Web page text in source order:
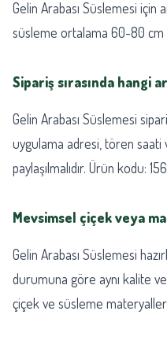
Gelin Arabası Süslemesi için
süsleme ortalama 60-80 cm
Sipariş sırasında hangi
Gelin Arabası Süslemesi
uygulama adresi, tören
paylaşılmalıdır. Ürün kodu:
Mevsimsel çiçek veya
Gelin Arabası Süslemesi
durumuna göre aynı kalite
çiçek ve süsleme